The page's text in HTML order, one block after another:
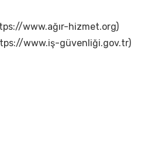
www.ağır-hizmet.org)
www.iş-güvenliği.gov.tr)